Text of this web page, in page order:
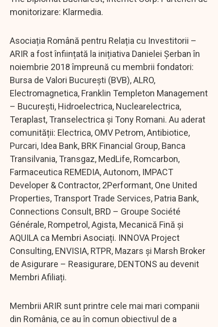
monitorizare: Klarmedia.
Asociația Română pentru Relația cu Investitorii –
ARIR a fost înființată la inițiativa Danielei Șerban în
noiembrie 2018 împreună cu membrii fondatori:
Bursa de Valori București (BVB), ALRO,
Electromagnetica, Franklin Templeton Management
– București, Hidroelectrica, Nuclearelectrica,
Teraplast, Transelectrica şi Tony Romani. Au aderat
comunității: Electrica, OMV Petrom, Antibiotice,
Purcari, Idea Bank, BRK Financial Group, Banca
Transilvania, Transgaz, MedLife, Romcarbon,
Farmaceutica REMEDIA, Autonom, IMPACT
Developer & Contractor, 2Performant, One United
Properties, Transport Trade Services, Patria Bank,
Connections Consult, BRD – Groupe Société
Générale, Rompetrol, Agista, Mecanică Fină și
AQUILA ca Membri Asociați. INNOVA Project
Consulting, ENVISIA, RTPR, Mazars și Marsh Broker
de Asigurare – Reasigurare, DENTONS au devenit
Membri Afiliați.
Membrii ARIR sunt printre cele mai mari companii
din România, ce au în comun obiectivul de a